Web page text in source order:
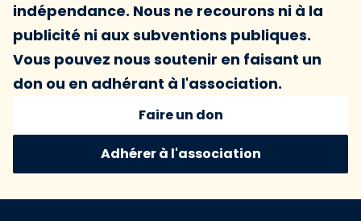
indépendance. Nous ne recourons ni à la
publicité ni aux subventions publiques.
Vous pouvez nous soutenir en faisant un
don ou en adhérant à l'association.
Faire un don
Adhérer à l'association